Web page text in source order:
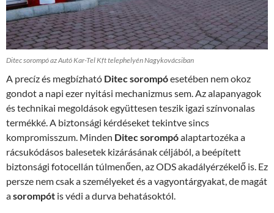
Ditec sorompó az Autó Kar-Tel Kft telephelyén Nagykovácsiban
A precíz és megbízható Ditec sorompóesetében nem okoz
gondot a napi ezer nyitási mechanizmus sem. Az alapanyagok
és technikai megoldások együttesen teszik igazi színvonalas
termékké. A biztonsági kérdéseket tekintve sincs
kompromisszum. Minden Ditec sorompóalaptartozéka a
rácsukódásos balesetek kizárásának céljából, a beépített
biztonsági fotocellán túlmenően, az ODS akadályérzékelő is. Ez
persze nem csak a személyeket és a vagyontárgyakat, de magát
asorompót is védi a durva behatásoktól.